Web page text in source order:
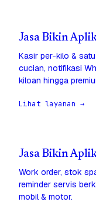
Jasa Bikin
Kasir per-kilo &
cucian, notifikasi
kiloan hingga
Lihat layanan →
Jasa Bikin
Work order, stok
reminder servis
mobil & motor.